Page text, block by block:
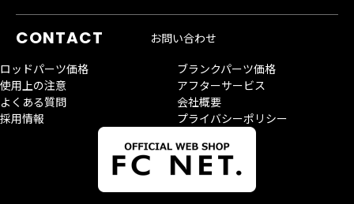
お問い合わせ
ロッドパーツ価格
ブランクパーツ価格
使用上の注意
アフターサービス
よくある質問
会社概要
採用情報
プライバシーポリシー